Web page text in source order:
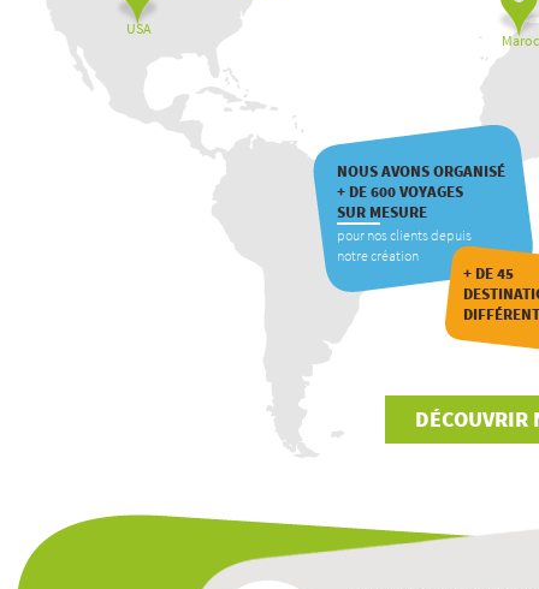
Maroc
USA
NOUS AVONS ORGANISÉ
+ DE 600 VOYAGES
SUR MESURE
pour nos clients depuis
notre création
+ DE 45
DÉCOUVRIR